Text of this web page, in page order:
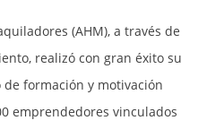
(AHM), a través de
realizó con gran éxito su
formación y motivación
emprendedores vinculados